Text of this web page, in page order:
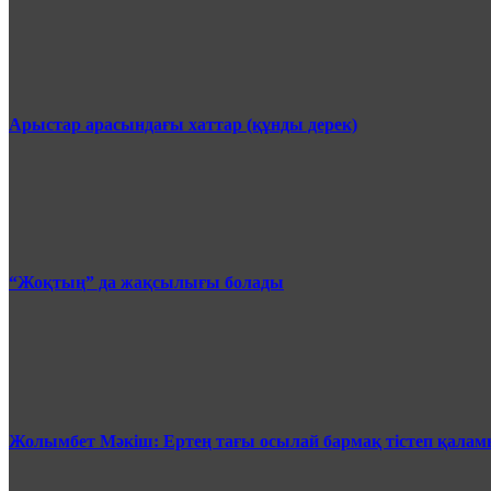
Арыстар арасындағы хаттар (құнды дерек)
“Жоқтың” да жақсылығы болады
Жолымбет Мәкіш: Ертең тағы осылай бармақ тістеп